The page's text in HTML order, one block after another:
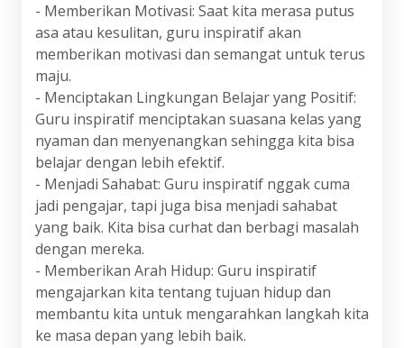
- Memberikan Motivasi: Saat kita merasa putus
asa atau kesulitan, guru inspiratif akan
memberikan motivasi dan semangat untuk terus
maju.
- Menciptakan Lingkungan Belajar yang Positif:
Guru inspiratif menciptakan suasana kelas yang
nyaman dan menyenangkan sehingga kita bisa
belajar dengan lebih efektif.
- Menjadi Sahabat: Guru inspiratif nggak cuma
jadi pengajar, tapi juga bisa menjadi sahabat
yang baik. Kita bisa curhat dan berbagi masalah
dengan mereka.
- Memberikan Arah Hidup: Guru inspiratif
mengajarkan kita tentang tujuan hidup dan
membantu kita untuk mengarahkan langkah kita
ke masa depan yang lebih baik.